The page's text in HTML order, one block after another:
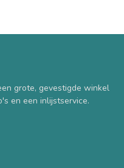
grote, gevestigde winkel
en een inlijstservice.